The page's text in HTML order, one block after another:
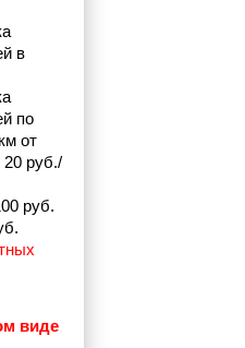
в
по
от
руб./
руб.
виде